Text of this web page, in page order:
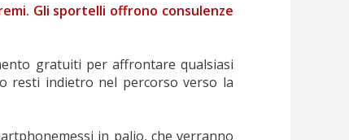
Gli sportelli offrono consulenze
gratuiti per affrontare qualsiasi
resti indietro nel percorso verso la
in palio, che verranno